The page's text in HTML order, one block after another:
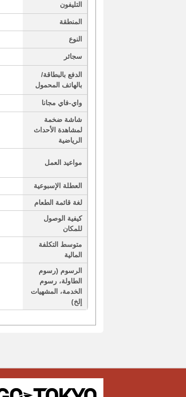
التليفون
المنطقة
النوع
سجائر
الدفع بالبطاقة/
بالهاتف المحمول
واي-فاي مجانا
شاشة ضخمة
لمشاهدة الأحداث
الرياضية
مواعيد العمل
العطلة الإسبوعية
لغة قائمة الطعام
كيفية الوصول
للمكان
متوسط التكلفة
المالية
الرسوم (رسوم
الطاولة، رسوم
الخدمة، المشهيات
إلخ)